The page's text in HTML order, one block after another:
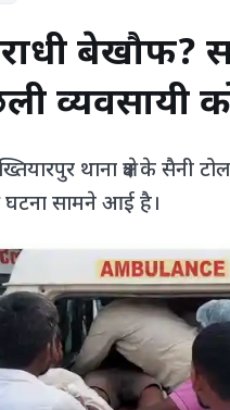
बेखौफ?
व्यवसायी
थाना क्षेत्र के सैनी
घटना सामने आई है।